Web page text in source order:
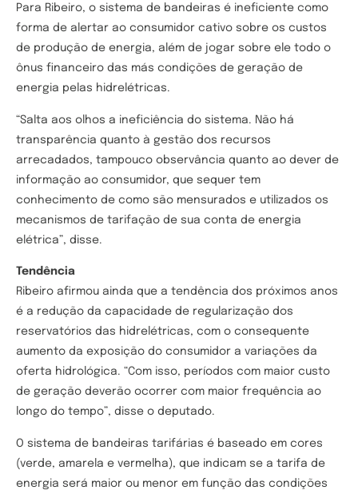
Para Ribeiro, o sistema de bandeiras é ineficiente como
forma de alertar ao consumidor cativo sobre os custos
de produção de energia, além de jogar sobre ele todo o
ônus financeiro das más condições de geração de
energia pelas hidrelétricas.
“Salta aos olhos a ineficiência do sistema. Não há
transparência quanto à gestão dos recursos
arrecadados, tampouco observância quanto ao dever de
informação ao consumidor, que sequer tem
conhecimento de como são mensurados e utilizados os
mecanismos de tarifação de sua conta de energia
elétrica”, disse.
Tendência
Ribeiro afirmou ainda que a tendência dos próximos anos
é a redução da capacidade de regularização dos
reservatórios das hidrelétricas, com o consequente
aumento da exposição do consumidor a variações da
oferta hidrológica. “Com isso, períodos com maior custo
de geração deverão ocorrer com maior frequência ao
longo do tempo”, disse o deputado.
O sistema de bandeiras tarifárias é baseado em cores
(verde, amarela e vermelha), que indicam se a tarifa de
energia será maior ou menor em função das condições